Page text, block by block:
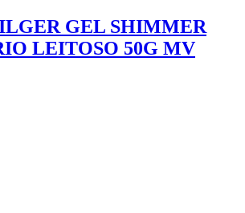
GEL SHIMMER
LEITOSO 50G MV